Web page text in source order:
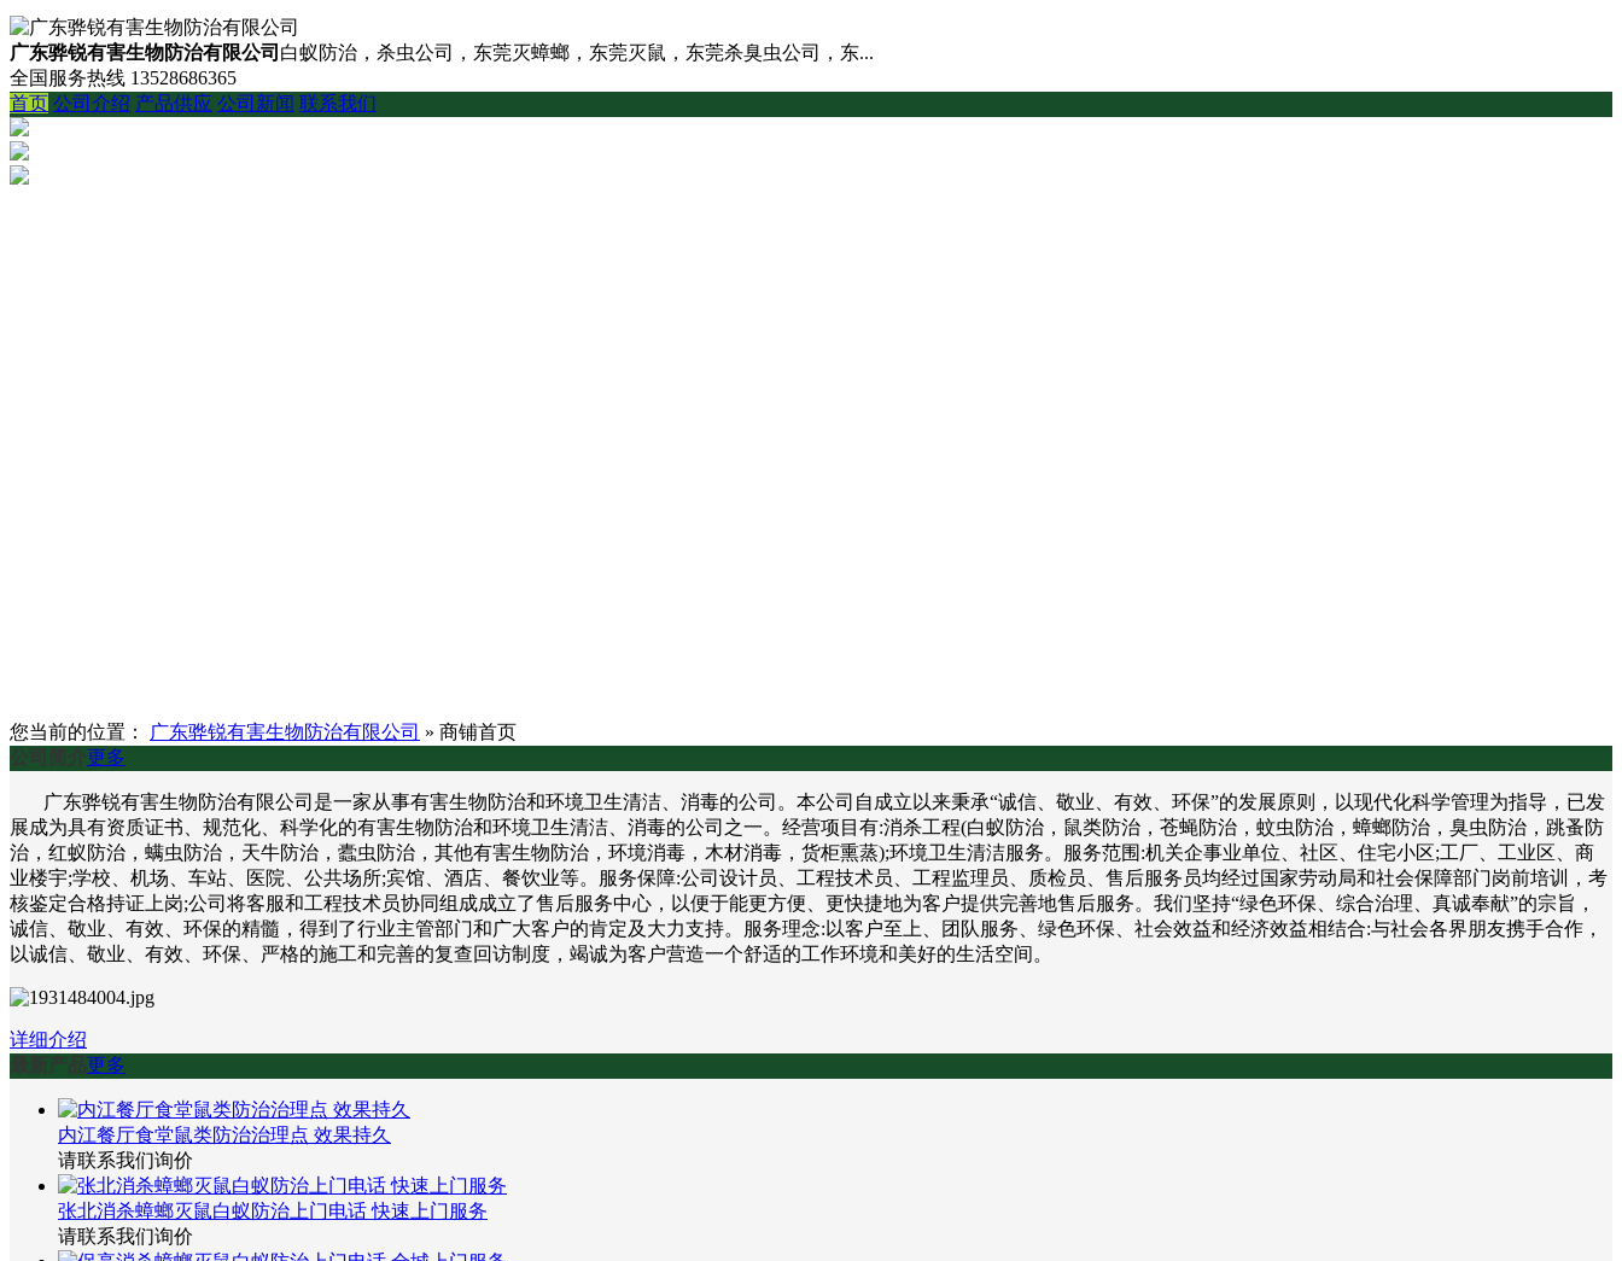
广东骅锐有害生物防治有限公司 白蚁防治，杀虫公司，东莞灭蟑螂，东莞灭鼠，东莞杀臭虫公司，东...
全国服务热线 13528686365
首页 公司介绍 产品供应 公司新闻 联系我们
您当前的位置： 广东骅锐有害生物防治有限公司 » 商铺首页
公司简介更多
广东骅锐有害生物防治有限公司是一家从事有害生物防治和环境卫生清洁、消毒的公司。本公司自成立以来秉承“诚信、敬业、有效、环保”的发展原则，以现代化科学管理为指导，已发
展成为具有资质证书、规范化、科学化的有害生物防治和环境卫生清洁、消毒的公司之一。经营项目有:消杀工程(白蚁防治，鼠类防治，苍蝇防治，蚊虫防治，蟑螂防治，臭虫防治，跳蚤防
治，红蚁防治，螨虫防治，天牛防治，蠹虫防治，其他有害生物防治，环境消毒，木材消毒，货柜熏蒸);环境卫生清洁服务。服务范围:机关企事业单位、社区、住宅小区;工厂、工业区、商
业楼宇;学校、机场、车站、医院、公共场所;宾馆、酒店、餐饮业等。服务保障:公司设计员、工程技术员、工程监理员、质检员、售后服务员均经过国家劳动局和社会保障部门岗前培训，考
核鉴定合格持证上岗;公司将客服和工程技术员协同组成成立了售后服务中心，以便于能更方便、更快捷地为客户提供完善地售后服务。我们坚持“绿色环保、综合治理、真诚奉献”的宗旨，
诚信、敬业、有效、环保的精髓，得到了行业主管部门和广大客户的肯定及大力支持。服务理念:以客户至上、团队服务、绿色环保、社会效益和经济效益相结合:与社会各界朋友携手合作，
以诚信、敬业、有效、环保、严格的施工和完善的复查回访制度，竭诚为客户营造一个舒适的工作环境和美好的生活空间。
详细介绍
最新产品更多
内江餐厅食堂鼠类防治治理点 效果持久
请联系我们询价
张北消杀蟑螂灭鼠白蚁防治上门电话 快速上门服务
请联系我们询价